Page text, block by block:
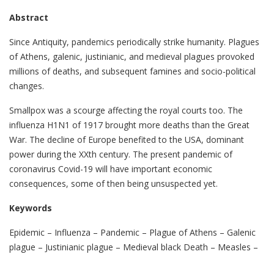
Abstract
Since Antiquity, pandemics periodically strike humanity. Plagues
of Athens, galenic, justinianic, and medieval plagues provoked
millions of deaths, and subsequent famines and socio-political
changes.
Smallpox was a scourge affecting the royal courts too. The
influenza H1N1 of 1917 brought more deaths than the Great
War. The decline of Europe benefited to the USA, dominant
power during the XXth century. The present pandemic of
coronavirus Covid-19 will have important economic
consequences, some of then being unsuspected yet.
Keywords
Epidemic – Influenza – Pandemic – Plague of Athens – Galenic
plague – Justinianic plague – Medieval black Death – Measles –